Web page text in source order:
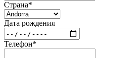
Страна*
Дата рождения
Телефон*